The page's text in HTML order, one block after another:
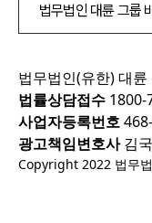
법무법인 대륜 그룹
법무법인(유한) 대륜
법률상담접수 1800-
사업자등록번호
광고책임변호사김
Copyright 2022 법무